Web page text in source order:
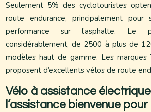
Seulement 5% des cyclotouristes
route endurance, principalement
performance sur l’asphalte. Le
considérablement, de 2500 à plus de
modèles haut de gamme. Les marques
proposent d’excellents vélos de route
Vélo à assistance électrique
l’assistance bienvenue pour